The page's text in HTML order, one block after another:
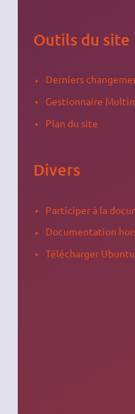
Outils du site
Derniers
Gestionnaire
Plan du site
Divers
Participer à la
Documentation
Télécharger Ubuntu